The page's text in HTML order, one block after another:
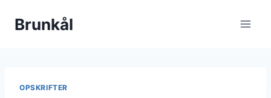
Brunkål
OPSKRIFTER